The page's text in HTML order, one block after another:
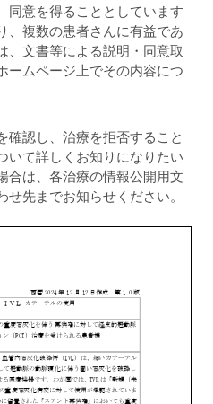
同意を得ることとしています
、複数の患者さんに有益であ
、文書等による説明・同意取
ームページ上でその内容につ
確認し、治療を拒否すること
いて詳しくお知りになりたい
合は、各治療の情報公開用文
先までお知らせください。